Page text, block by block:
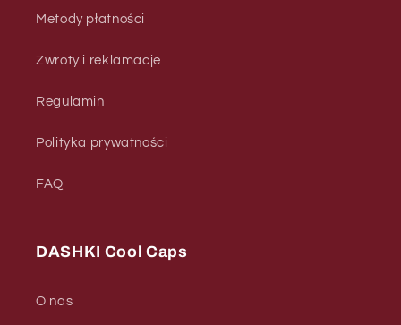
Metody płatności
Zwroty i reklamacje
Regulamin
Polityka prywatności
FAQ
DASHKI Cool Caps
O nas